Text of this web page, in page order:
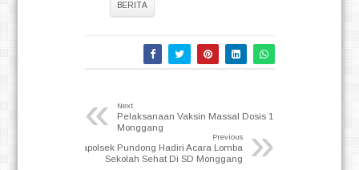
BERITA
« Next
Pelaksanaan Vaksin Massal Dosis 1 DI SD
Monggang
»
Previous
Kapolsek Pundong Hadiri Acara Lomba
Sekolah Sehat Di SD Monggang